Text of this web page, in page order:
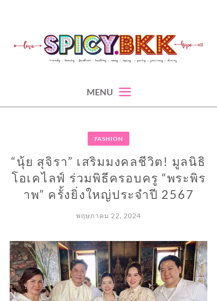
content
MENU
FASHION
“นุ้ย สุจิรา” เสริมมงคลชีวิต! มูลนิธิ
โอเคไลฟ์ ร่วมพิธีครอบครู “พระพิร
าพ” ครั้งยิ่งใหญ่ประจำปี 2567
พฤษภาคม 22, 2024